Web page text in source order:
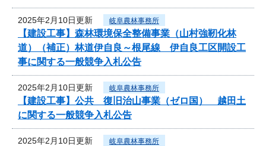
2025年2月10日更新 岐阜農林事務所
【建設工事】森林環境保全整備事業（山村強靭化林
道）（補正）林道伊自良～根尾線 伊自良工区開設工
事に関する一般競争入札公告
2025年2月10日更新 岐阜農林事務所
【建設工事】公共 復旧治山事業（ゼロ国） 越田土
に関する一般競争入札公告
2025年2月10日更新 岐阜農林事務所